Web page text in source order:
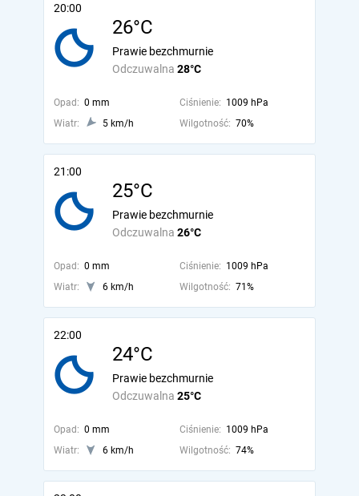
20:00
26°C
Odczuwalna 28°C
Prawie bezchmurnie
Opad: 0 mm Ciśnienie: 1009 hPa
Wiatr:
5 km/h Wilgotność: 70%
21:00
25°C
Odczuwalna 26°C
Prawie bezchmurnie
Opad: 0 mm Ciśnienie: 1009 hPa
Wiatr:
6 km/h Wilgotność: 71%
22:00
24°C
Odczuwalna 25°C
Prawie bezchmurnie
Opad: 0 mm Ciśnienie: 1009 hPa
Wiatr:
6 km/h Wilgotność: 74%